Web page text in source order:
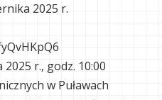
2025 r.
r., godz. 10:00
w Puławach